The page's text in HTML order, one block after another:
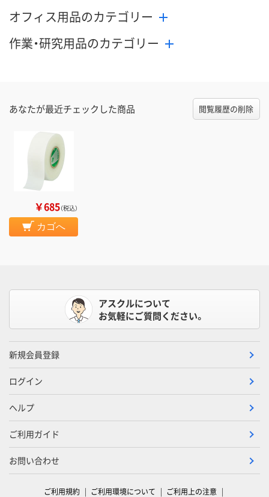
オフィス用品のカテゴリー
作業・研究用品のカテゴリー
あなたが最近チェックした商品 閲覧履歴の削除
￥685（税込）
カゴへ
アスクルについて
お気軽にご質問ください。
新規会員登録
ログイン
ヘルプ
ご利用ガイド
お問い合わせ
ご利用規約 ご利用環境について ご利用上の注意